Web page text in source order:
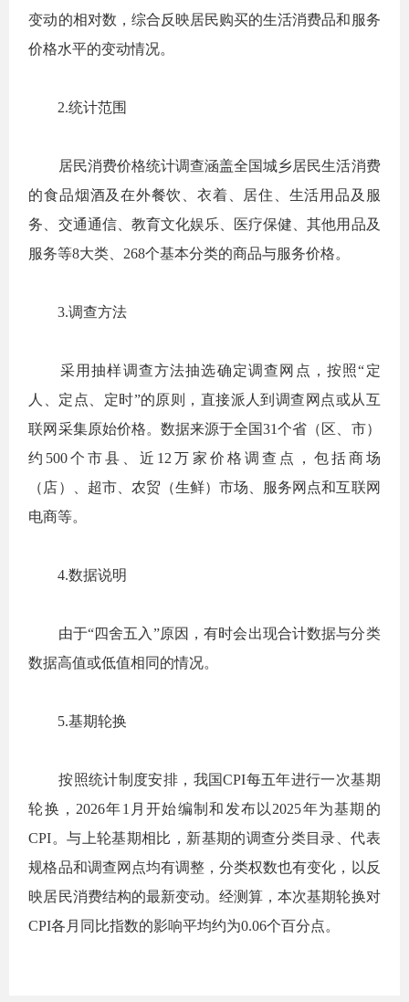
变动的相对数，综合反映居民购买的生活消费品和服务
价格水平的变动情况。
2.统计范围
居民消费价格统计调查涵盖全国城乡居民生活消费
的食品烟酒及在外餐饮、衣着、居住、生活用品及服
务、交通通信、教育文化娱乐、医疗保健、其他用品及
服务等8大类、 268个基本分类的商品与服务价格。
3.调查方法
采用抽样调查方法抽选确定调查网点，按照“定
人、定点、定时”的原则，直接派人到调查网点或从互
联网采集原始价格。数据来源于全国31个省（区、市）
约 500个市县、近 12 万家价格调查点，包括商场
（店）、超市、农贸（生鲜）市场、服务网点和互联网
电商等。
4.数据说明
由于“四舍五入”原因，有时会出现合计数据与分类
数据高值或低值相同的情况。
5.基期轮换
按照统计制度安排，我国CPI每五年进行一次基期
轮换， 2026年1 月开始编制和发布以 2025年为基期的
CPI。与上轮基期相比，新基期的调查分类目录、代表
规格品和调查网点均有调整，分类权数也有变化，以反
映居民消费结构的最新变动。经测算，本次基期轮换对
CPI各月同比指数的影响平均约为0.06个百分点。